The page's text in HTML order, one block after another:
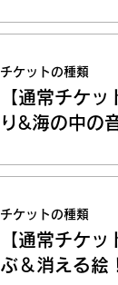
チケットの種類
【通常チケ
り&海の中の
チケットの種類
【通常チケ
ぶ＆消える絵